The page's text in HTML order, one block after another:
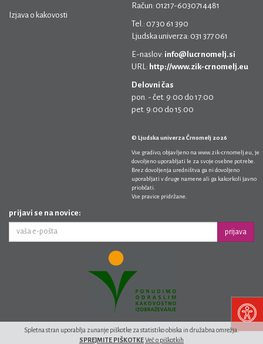
Izjava o kakovosti
Račun: 01217-6030714481
Tel.: 07 30 61 390
Ljudska univerza: 031 377 061
E-naslov: info@lucrnomelj.si
URL: http://www.zik-crnomelj.eu
Delovni čas
pon. - čet. 9:00 do 17:00
pet. 9:00 do 15:00
© Ljudska univerza Črnomelj 2026
Vse gradivo, objavljeno na www.zik-crnomelj.eu , je
dovoljeno uporabljati le za svoje osebne potrebe.
Brez dovoljenja uredništva ga ni dovoljeno
uporabljati v druge namene ali ga kakorkoli javno
priobčati.
Vse pravice pridržane.
prijavi se na novice:
prijava
Spletna stran uporablja zunanje piškotke za statistiko obiska in družabna omrežja.
SPREJMITE PIŠKOTKEVeč o piškotkih